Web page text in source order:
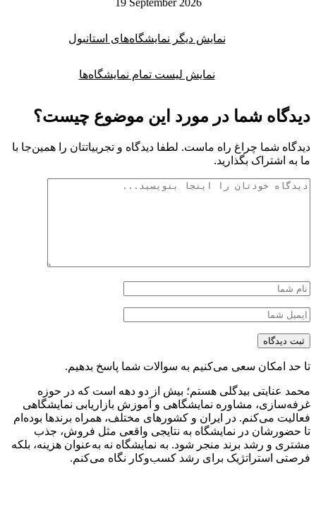
19 September 2026
نمایش دیگر نمایشگاه‌های استانبول
نمایش لیست تمام نمایشگاه‌ها
شما در مورد این موضوع چیست؟
شما چراغ راه ماست. لطفا دیدگاه و تجربیاتتان را همین‌جا با
اشتراک بگذارید.
حد امکان سعی می‌کنیم به سوالات شما پاسخ بدهیم.
عنایتی بیدگلی هستم؛ بیش از دو دهه است که در حوزه
مشاوره نمایشگاهی و آموزش بازاریابی نمایشگاهی
می‌کنم. در ایران و کشورهای مختلف، همراه برندها بوده‌ام
حضورشان در نمایشگاه به نتایجی واقعی مثل فروش، جذب
و رشد برند منجر شود. به نمایشگاه نه به‌عنوان هزینه، بلکه
استراتژیک برای رشد کسب‌وکار نگاه می‌کنم.